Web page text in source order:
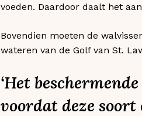
voeden. Daardoor daalt het
Bovendien moeten de
wateren van de Golf van St.
‘Het
voordat deze